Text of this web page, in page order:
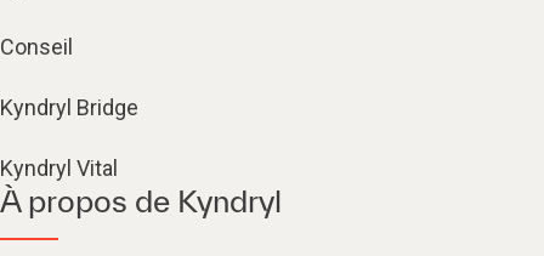
Conseil
Kyndryl Bridge
Kyndryl Vital
À propos de Kyndryl